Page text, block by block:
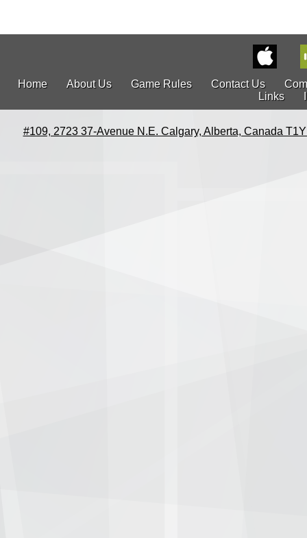
Home About Us Game Rules Contact Us
Links
#109, 2723 37-Avenue N.E. Calgary, Alberta, Canada